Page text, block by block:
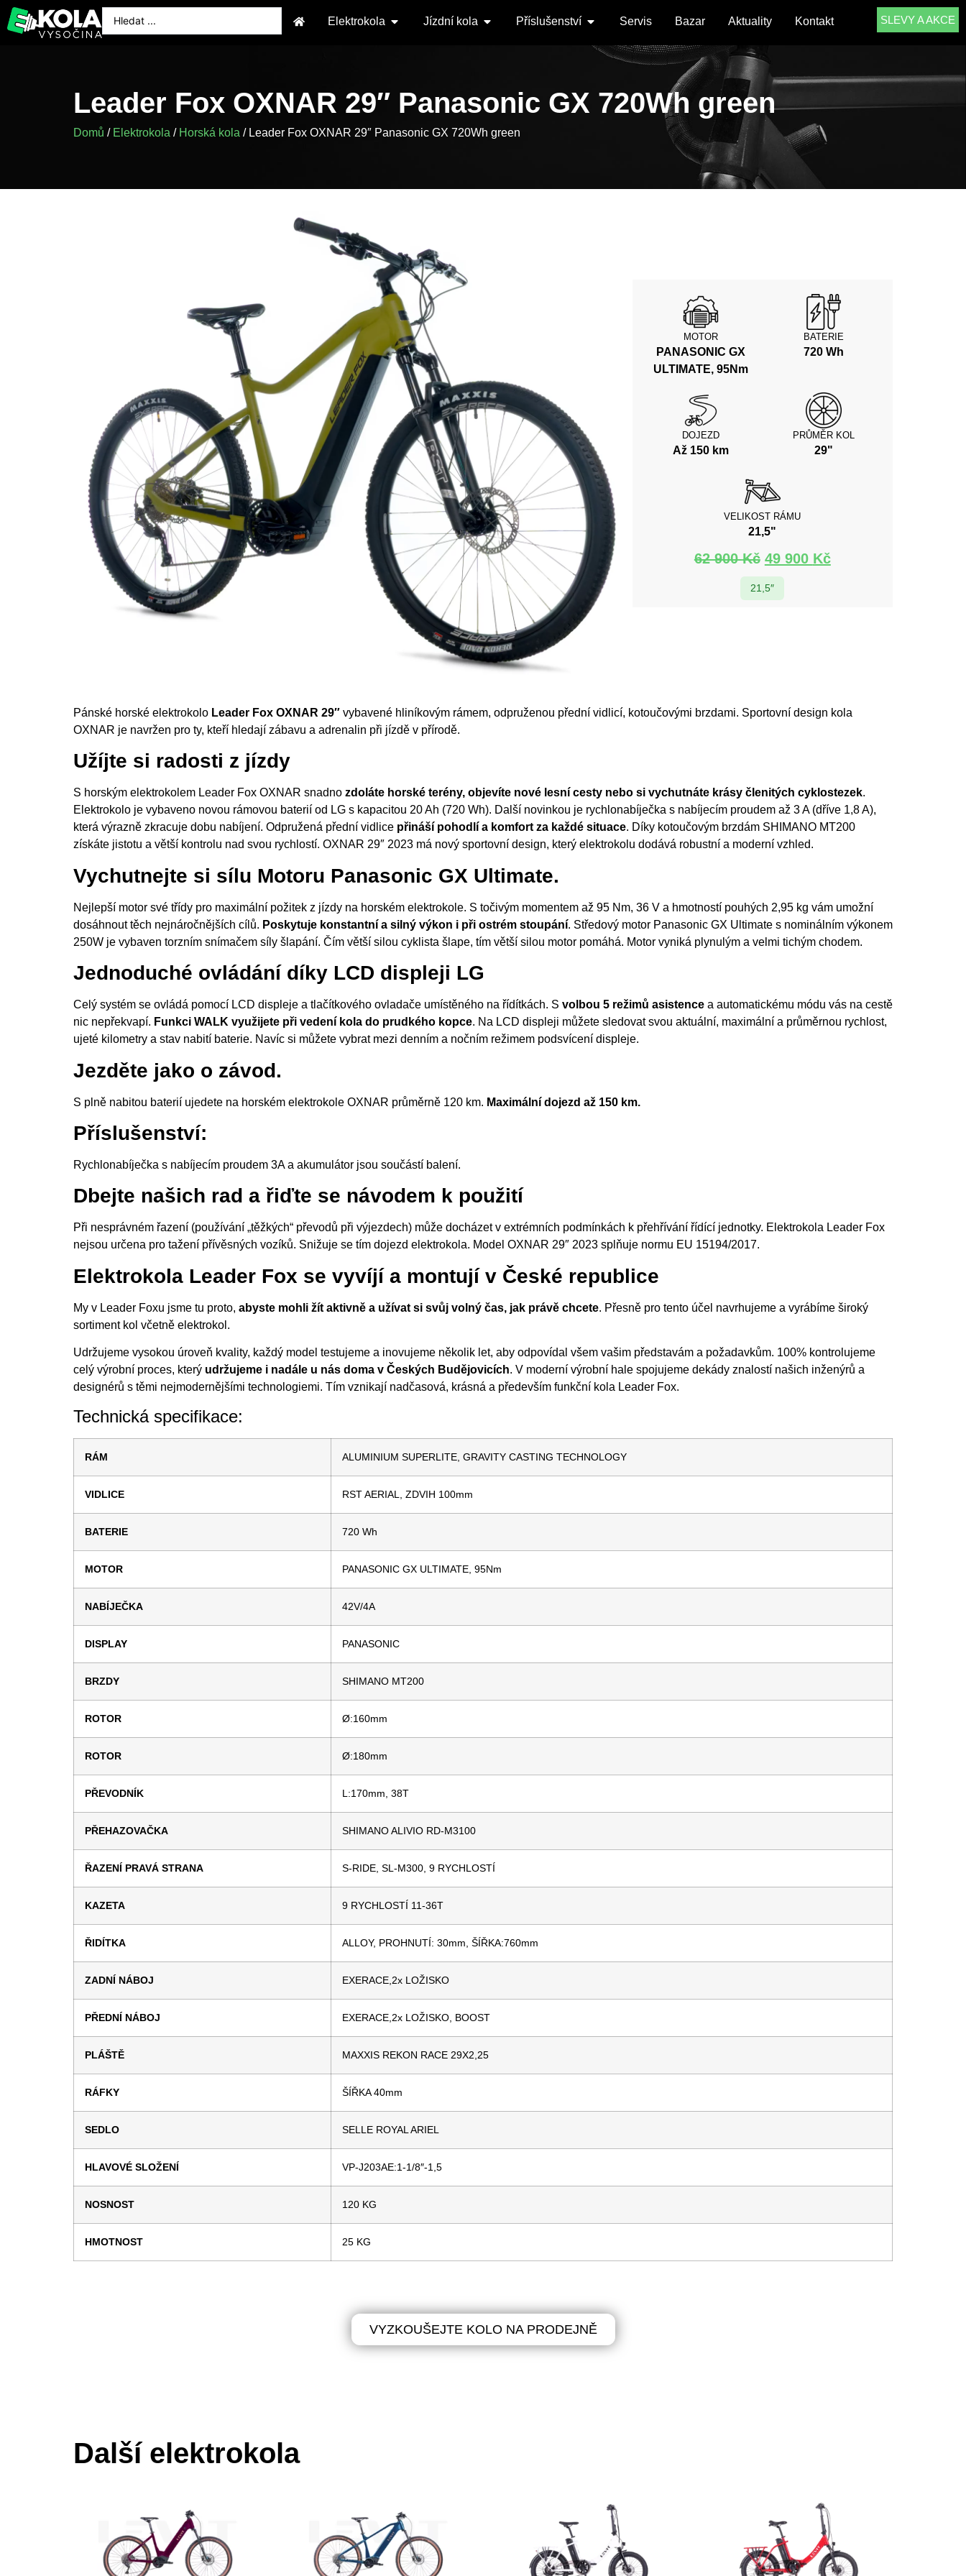
Elektrokola Jízdní kola Příslušenství Servis Bazar Aktuality Kontakt SLEVY A AKCE
Leader Fox OXNAR 29″ Panasonic GX 720Wh green
Domů / Elektrokola / Horská kola / Leader Fox OXNAR 29″ Panasonic GX 720Wh green
MOTOR
PANASONIC GX
ULTIMATE, 95Nm
BATERIE
720 Wh
DOJEZD
Až 150 km
PRŮMĚR KOL
29"
VELIKOST RÁMU
21,5"
62 900Kč 49 900 Kč
21,5″
Pánské horské elektrokolo Leader Fox OXNAR 29″ vybavené hliníkovým rámem, odpruženou přední vidlicí, kotoučovými brzdami. Sportovní design kola
OXNAR je navržen pro ty, kteří hledají zábavu a adrenalin při jízdě v přírodě.
Užíjte si radosti z jízdy
S horským elektrokolem Leader Fox OXNAR snadno zdoláte horské terény, objevíte nové lesní cesty nebo si vychutnáte krásy členitých cyklostezek.
Elektrokolo je vybaveno novou rámovou baterií od LG s kapacitou 20 Ah (720 Wh). Další novinkou je rychlonabíječka s nabíjecím proudem až 3 A (dříve 1,8 A),
která výrazně zkracuje dobu nabíjení. Odpružená přední vidlice přináší pohodlí a komfort za každé situace. Díky kotoučovým brzdám SHIMANO MT200
získáte jistotu a větší kontrolu nad svou rychlostí. OXNAR 29″ 2023 má nový sportovní design, který elektrokolu dodává robustní a moderní vzhled.
Vychutnejte si sílu Motoru Panasonic GX Ultimate.
Nejlepší motor své třídy pro maximální požitek z jízdy na horském elektrokole. S točivým momentem až 95 Nm, 36 V a hmotností pouhých 2,95 kg vám umožní
dosáhnout těch nejnáročnějších cílů. Poskytuje konstantní a silný výkon i při ostrém stoupání. Středový motor Panasonic GX Ultimate s nominálním výkonem
250W je vybaven torzním snímačem síly šlapání. Čím větší silou cyklista šlape, tím větší silou motor pomáhá. Motor vyniká plynulým a velmi tichým chodem.
Jednoduché ovládání díky LCD displeji LG
Celý systém se ovládá pomocí LCD displeje a tlačítkového ovladače umístěného na řídítkách. S volbou 5 režimů asistence a automatickému módu vás na cestě
nic nepřekvapí. Funkci WALK využijete při vedení kola do prudkého kopce. Na LCD displeji můžete sledovat svou aktuální, maximální a průměrnou rychlost,
ujeté kilometry a stav nabití baterie. Navíc si můžete vybrat mezi denním a nočním režimem podsvícení displeje.
Jezděte jako o závod.
S plně nabitou baterií ujedete na horském elektrokole OXNAR průměrně 120 km. Maximální dojezd až 150 km.
Příslušenství:
Rychlonabíječka s nabíjecím proudem 3A a akumulátor jsou součástí balení.
Dbejte našich rad a řiďte se návodem k použití
Při nesprávném řazení (používání „těžkých“ převodů při výjezdech) může docházet v extrémních podmínkách k přehřívání řídící jednotky. Elektrokola Leader Fox
nejsou určena pro tažení přívěsných vozíků. Snižuje se tím dojezd elektrokola. Model OXNAR 29″ 2023 splňuje normu EU 15194/2017.
Elektrokola Leader Fox se vyvíjí a montují v České republice
My v Leader Foxu jsme tu proto, abyste mohli žít aktivně a užívat si svůj volný čas, jak právě chcete. Přesně pro tento účel navrhujeme a vyrábíme široký
sortiment kol včetně elektrokol.
Udržujeme vysokou úroveň kvality, každý model testujeme a inovujeme několik let, aby odpovídal všem vašim představám a požadavkům. 100% kontrolujeme
celý výrobní proces, který udržujeme i nadále u nás doma v Českých Budějovicích. V moderní výrobní hale spojujeme dekády znalostí našich inženýrů a
designérů s těmi nejmodernějšími technologiemi. Tím vznikají nadčasová, krásná a především funkční kola Leader Fox.
Technická specifikace:
RÁM ALUMINIUM SUPERLITE, GRAVITY CASTING TECHNOLOGY
VIDLICE RST AERIAL, ZDVIH 100mm
BATERIE 720 Wh
MOTOR PANASONIC GX ULTIMATE, 95Nm
NABÍJEČKA 42V/4A
DISPLAY PANASONIC
BRZDY SHIMANO MT200
ROTOR Ø:160mm
ROTOR Ø:180mm
PŘEVODNÍK L:170mm, 38T
PŘEHAZOVAČKA SHIMANO ALIVIO RD-M3100
ŘAZENÍ PRAVÁ STRANA S-RIDE, SL-M300, 9 RYCHLOSTÍ
KAZETA 9 RYCHLOSTÍ 11-36T
ŘIDÍTKA ALLOY, PROHNUTÍ: 30mm, ŠÍŘKA:760mm
ZADNÍ NÁBOJ EXERACE,2x LOŽISKO
PŘEDNÍ NÁBOJ EXERACE,2x LOŽISKO, BOOST
PLÁŠTĚ MAXXIS REKON RACE 29X2,25
RÁFKY ŠÍŘKA 40mm
SEDLO SELLE ROYAL ARIEL
HLAVOVÉ SLOŽENÍ VP-J203AE:1-1/8″-1,5
NOSNOST 120 KG
HMOTNOST 25 KG
VYZKOUŠEJTE KOLO NA PRODEJNĚ
Další elektrokola